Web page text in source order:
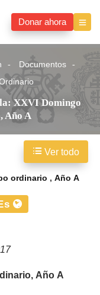
Donar ahora
Documentos
XXVI Domingo
Año A
ordinario ,Año A
Año A
Ver todo